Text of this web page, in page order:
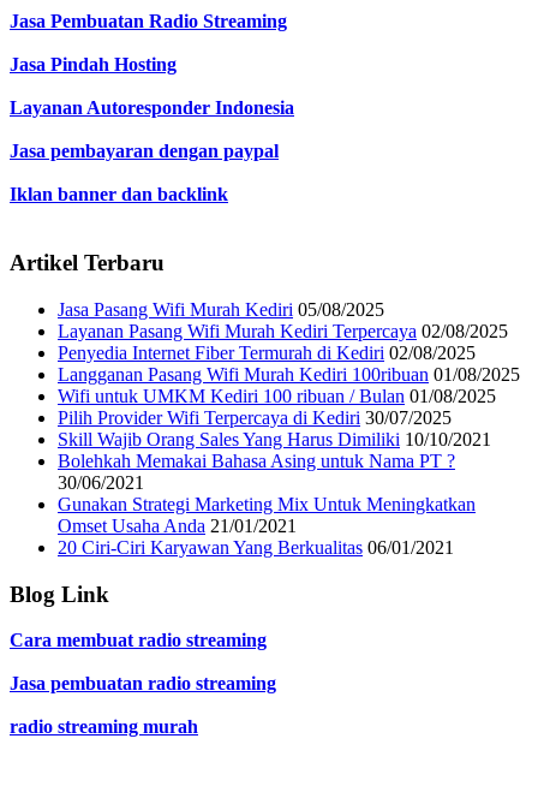
Jasa Pembuatan Radio Streaming
Jasa Pindah Hosting
Layanan Autoresponder Indonesia
Jasa pembayaran dengan paypal
Iklan banner dan backlink
Artikel Terbaru
Jasa Pasang Wifi Murah Kediri 05/08/2025
Layanan Pasang Wifi Murah Kediri Terpercaya 02/08/2025
Penyedia Internet Fiber Termurah di Kediri 02/08/2025
Langganan Pasang Wifi Murah Kediri 100ribuan 01/08/2025
Wifi untuk UMKM Kediri 100 ribuan / Bulan 01/08/2025
Pilih Provider Wifi Terpercaya di Kediri 30/07/2025
Skill Wajib Orang Sales Yang Harus Dimiliki 10/10/2021
Bolehkah Memakai Bahasa Asing untuk Nama PT ?
30/06/2021
Gunakan Strategi Marketing Mix Untuk Meningkatkan
Omset Usaha Anda 21/01/2021
20 Ciri-Ciri Karyawan Yang Berkualitas 06/01/2021
Blog Link
Cara membuat radio streaming
Jasa pembuatan radio streaming
radio streaming murah